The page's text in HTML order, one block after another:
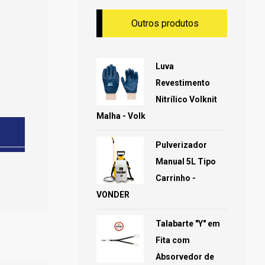
Outros produtos
Luva
Revestimento
Nitrílico Volknit
Malha - Volk
Pulverizador
Manual 5L Tipo
Carrinho -
VONDER
Talabarte "Y" em
Fita com
Absorvedor de